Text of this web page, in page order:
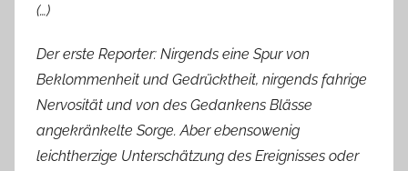
(…)
Der erste Reporter: Nirgends eine Spur von
Beklommenheit und Gedrücktheit, nirgends fahrige
Nervosität und von des Gedankens Blässe
angekränkelte Sorge. Aber ebensowenig
leichtherzige Unterschätzung des Ereignisses oder